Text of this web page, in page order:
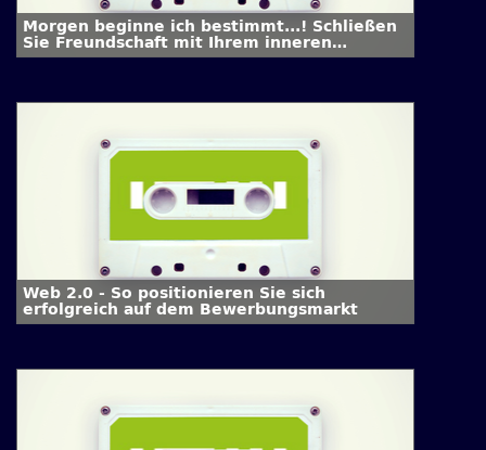
Morgen beginne ich bestimmt...! Schließen
Sie Freundschaft mit Ihrem inneren
Schweinehund
Web 2.0 - So positionieren Sie sich
erfolgreich auf dem Bewerbungsmarkt